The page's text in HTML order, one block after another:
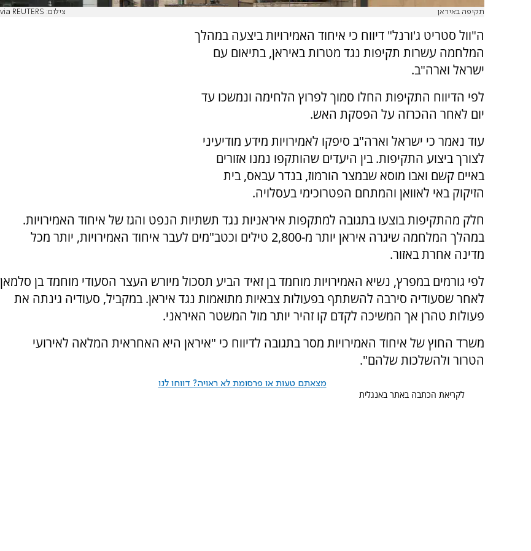
תקיפה באיראן צילום: via REUTERS
ה"וול סטריט ג'ורנל" דיווח כי איחוד האמירויות ביצעה במהלך
המלחמה עשרות תקיפות נגד מטרות באיראן, בתיאום עם
ישראל וארה"ב.
לפי הדיווח התקיפות החלו סמוך לפרוץ הלחימה ונמשכו עד
יום לאחר ההכרזה על הפסקת האש.
עוד נאמר כי ישראל וארה"ב סיפקו לאמירויות מידע מודיעיני
לצורך ביצוע התקיפות. בין היעדים שהותקפו נמנו אזורים
באיים קשם ואבו מוסא שבמצר הורמוז, בנדר עבאס, בית
הזיקוק באי לאוואן והמתחם הפטרוכימי בעסלויה.
חלק מהתקיפות בוצעו בתגובה למתקפות איראניות נגד תשתיות הנפט והגז של איחוד האמירויות.
במהלך המלחמה שיגרה איראן יותר מ-2,800 טילים וכטב"מים לעבר איחוד האמירויות, יותר מכל
מדינה אחרת באזור.
לפי גורמים במפרץ, נשיא האמירויות מוחמד בן זאיד הביע תסכול מיורש העצר הסעודי מוחמד בן סלמאן
לאחר שסעודיה סירבה להשתתף בפעולות צבאיות מתואמות נגד איראן. במקביל, סעודיה גינתה את
פעולות טהרן אך המשיכה לקדם קו זהיר יותר מול המשטר האיראני.
משרד החוץ של איחוד האמירויות מסר בתגובה לדיווח כי "איראן היא האחראית המלאה לאירועי
הטרור ולהשלכות שלהם".
מצאתם טעות או פרסומת לא ראויה? דווחו לנו
לקריאת הכתבה באתר באנגלית